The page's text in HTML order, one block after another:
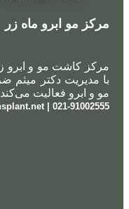
مو ابرو ماه زر
کاشت مو و ابرو زیر
مدیریت دکتر میثم
و ابرو فعالیت می‌کند.
021-91002555 |